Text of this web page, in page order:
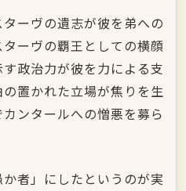
ーヴの遺志が彼を弟への
ーヴの覇王としての横顔
政治力が彼を力による支
置かれた立場が焦りを生
ンタールへの憎悪を募ら
者」にしたというのが実